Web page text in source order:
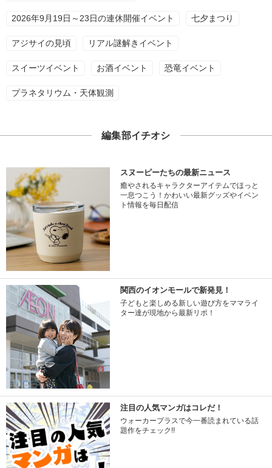
2026年9月19日～23日の連休開催イベント 七夕まつり
アジサイの見頃 リアル謎解きイベント
スイーツイベント お酒イベント 恐竜イベント
プラネタリウム・天体観測
編集部イチオシ
スヌーピーたちの最新ニュース
癒やされるキャラクターアイテムでほっと
一息つこう！かわいい最新グッズやイベン
ト情報を毎日配信
関西のイオンモールで新発見！
子どもと楽しめる新しい遊び方をママライ
ター達が現地から最新リポ！
注目の人気マンガはコレだ！
ウォーカープラスで今一番読まれている話
題作をチェック!!